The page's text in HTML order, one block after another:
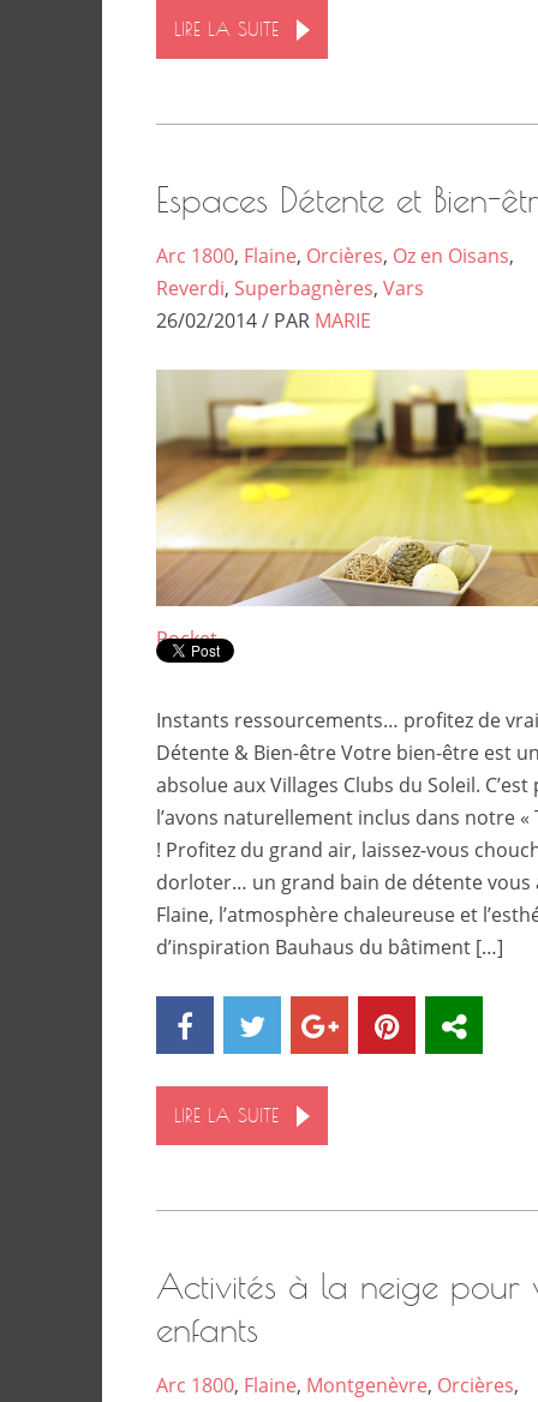
LIRE LA SUITE
Espaces Détente et Bien-
Arc 1800, Flaine, Orcières, Oz en Oisans,
Reverdi, Superbagnères, Vars
26/02/2014 / PAR MARIE
Pocket
Instants ressourcements… profitez de
Détente & Bien-être Votre bien-être est
absolue aux Villages Clubs du Soleil.
l’avons naturellement inclus dans notre «
! Profitez du grand air, laissez-vous
dorloter… un grand bain de détente vous
Flaine, l’atmosphère chaleureuse et
d’inspiration Bauhaus du bâtiment […]
LIRE LA SUITE
Activités à la neige pour
enfants
Arc 1800, Flaine, Montgenèvre, Orcières,